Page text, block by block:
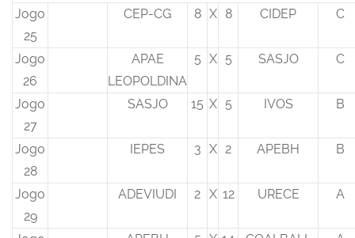
Jogo
25
CEP-CG 8 X 8 CIDEP C
Jogo
26
APAE
LEOPOLDINA
5 X 5 SASJO C
Jogo
27
SASJO 15 X 5 IVOS B
Jogo
28
IEPES 3 X 2 APEBH B
Jogo
29
ADEVIUDI 2 X 12 URECE A